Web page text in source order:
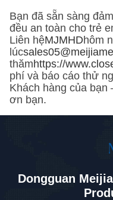
Bạn đã sẵn sàng
đều an toàn cho trẻ
Liên hệMJMHDhôm
lúc
thămhttps://
phí và báo cáo thử
Khách hàng của bạn
ơn bạn.
Dongguan